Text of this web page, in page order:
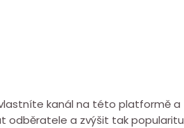
kanál na této platformě a
odběratele a zvýšit tak popularitu